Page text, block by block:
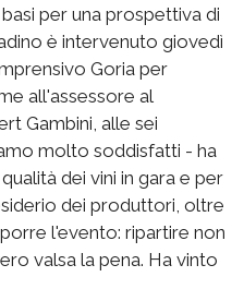
per una prospettiva di
è intervenuto giovedì
Goria per
all'assessore al
Gambini, alle sei
molto soddisfatti - ha
dei vini in gara e per
dei produttori, oltre
l'evento: ripartire non
valsa la pena. Ha vinto